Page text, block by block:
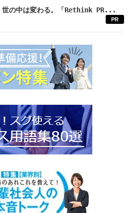
世の中は変わる。「Rethink PR...
PR